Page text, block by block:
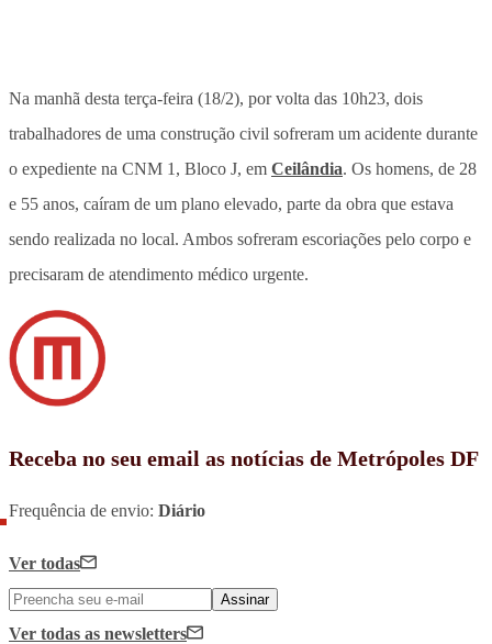
Na manhã desta terça-feira (18/2), por volta das 10h23, dois
trabalhadores de uma construção civil sofreram um acidente durante
o expediente na CNM 1, Bloco J, em Ceilândia. Os homens, de 28
e 55 anos, caíram de um plano elevado, parte da obra que estava
sendo realizada no local. Ambos sofreram escoriações pelo corpo e
precisaram de atendimento médico urgente.
Receba no seu email as notícias de Metrópoles DF
Frequência de envio: Diário
Ver todas
Assinar
Ver todas as newsletters